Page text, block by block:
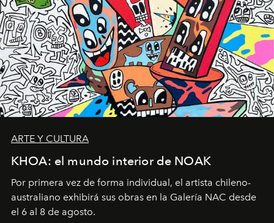
ARTE Y CULTURA
KHOA: el mundo interior de NOAK
Por primera vez de forma individual, el artista chileno-
australiano exhibirá sus obras en la Galería NAC desde
el 6 al 8 de agosto.